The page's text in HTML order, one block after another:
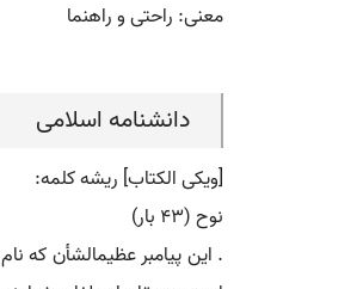
معنی: راحتی و راهنما
دانشنامه اسلامی
[ویکی الکتاب] ریشه کلمه:
نوح (۴۳ بار)
. این پیامبر عظیم‏الشأن که